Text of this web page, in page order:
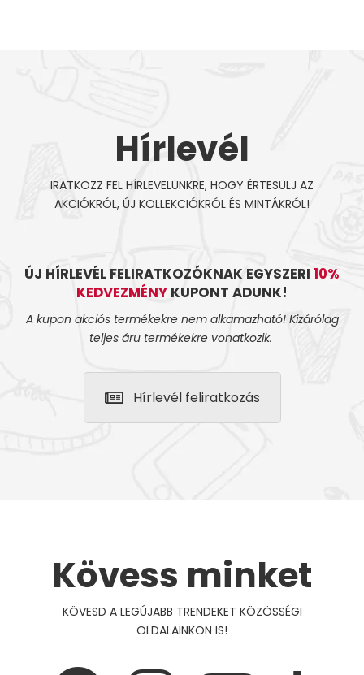
Hírlevél
IRATKOZZ FEL HÍRLEVELÜNKRE, HOGY ÉRTESÜLJ AZ
AKCIÓKRÓL, ÚJ KOLLEKCIÓKRÓL ÉS MINTÁKRÓL!
ÚJ HÍRLEVÉL FELIRATKOZÓKNAK EGYSZERI 10%
KEDVEZMÉNY KUPONT ADUNK!
A kupon akciós termékekre nem alkamazható! Kizárólag
teljes áru termékekre vonatkozik.
Hírlevél feliratkozás
Kövess minket
KÖVESD A LEGÚJABB TRENDEKET KÖZÖSSÉGI
OLDALAINKON IS!